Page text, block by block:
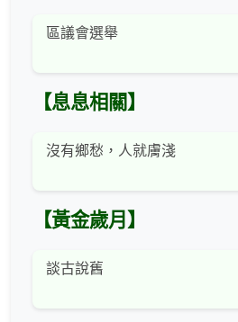
區議會選舉
【息息相關】
沒有鄉愁，人就膚淺
【黃金歲月】
談古說舊